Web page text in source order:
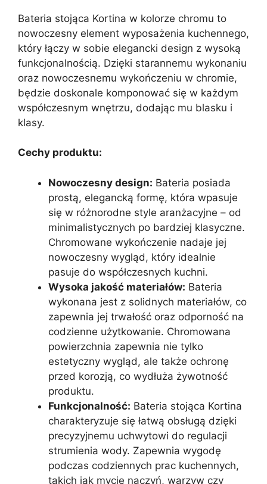
Bateria stojąca Kortina w kolorze chromu to
nowoczesny element wyposażenia kuchennego,
który łączy w sobie elegancki design z wysoką
funkcjonalnością. Dzięki starannemu wykonaniu
oraz nowoczesnemu wykończeniu w chromie,
będzie doskonale komponować się w każdym
współczesnym wnętrzu, dodając mu blasku i
klasy.
Cechy produktu:
Nowoczesny design: Bateria posiada
prostą, elegancką formę, która wpasuje
się w różnorodne style aranżacyjne – od
minimalistycznych po bardziej klasyczne.
Chromowane wykończenie nadaje jej
nowoczesny wygląd, który idealnie
pasuje do współczesnych kuchni.
Wysoka jakość materiałów: Bateria
wykonana jest z solidnych materiałów, co
zapewnia jej trwałość oraz odporność na
codzienne użytkowanie. Chromowana
powierzchnia zapewnia nie tylko
estetyczny wygląd, ale także ochronę
przed korozją, co wydłuża żywotność
produktu.
Funkcjonalność: Bateria stojąca Kortina
charakteryzuje się łatwą obsługą dzięki
precyzyjnemu uchwytowi do regulacji
strumienia wody. Zapewnia wygodę
podczas codziennych prac kuchennych,
takich jak mycie naczyń, warzyw czy